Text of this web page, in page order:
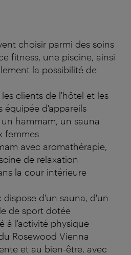
choisir parmi des soins
fitness, une piscine, ainsi
la possibilité de
clients de l'hôtel et les
équipée d'appareils
hammam, un sauna
femmes
avec aromathérapie,
de relaxation
la cour intérieure
d'un sauna, d'un
de sport dotée
à l'activité physique
Rosewood Vienna
et au bien-être, avec